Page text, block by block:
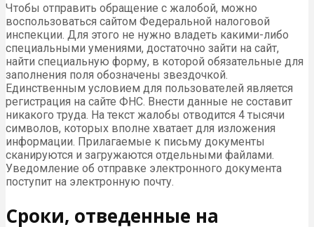
Чтобы отправить обращение с жалобой, можно
воспользоваться сайтом Федеральной налоговой
инспекции. Для этого не нужно владеть какими-либо
специальными умениями, достаточно зайти на сайт,
найти специальную форму, в которой обязательные для
заполнения поля обозначены звездочкой.
Единственным условием для пользователей является
регистрация на сайте ФНС. Внести данные не составит
никакого труда. На текст жалобы отводится 4 тысячи
символов, которых вполне хватает для изложения
информации. Прилагаемые к письму документы
сканируются и загружаются отдельными файлами.
Уведомление об отправке электронного документа
поступит на электронную почту.
Сроки, отведенные на